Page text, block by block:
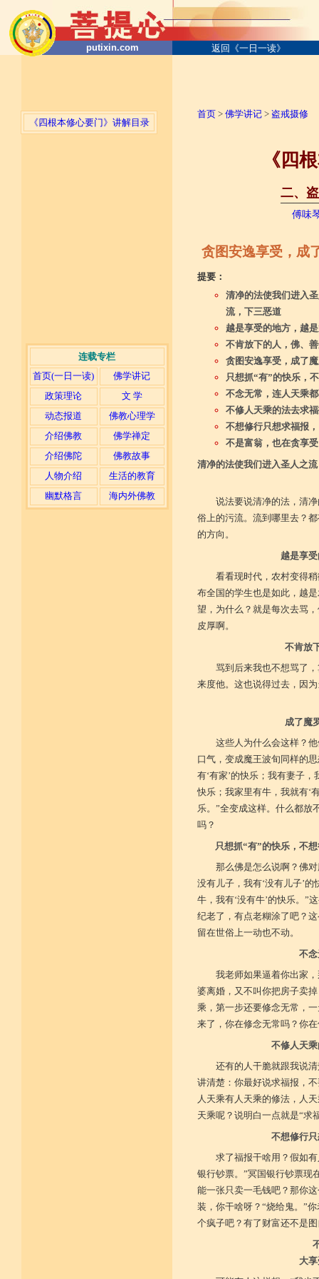
putixin.com 返回《一日一读》
《四根本修心要门》讲解目录
连载专栏
首页(一日一读)
佛学讲记
政策理论
文 学
动态报道
佛教心理学
介绍佛教
佛学禅定
介绍佛陀
佛教故事
人物介绍
生活的教育
幽默格言
海内外佛教
首页> 佛学讲记> 盗戒摄修
《四
二、
傅味
贪图安逸享受，成
提要：
清净的法使我们进入
流，下三恶道
越是享受的地方，越
不肯放下的人，佛、
贪图安逸享受，成了
只想抓“有”的快乐，
不念无常，连人天乘
不修人天乘的法去求
不想修行只想求福报
不是富翁，也在贪享
清净的法使我们进入圣人之
说法要说清净的法，清
俗上的污流。流到哪里去？
的方向。
越是享
看看现时代，农村变得
布全国的学生也是如此，越
望，为什么？就是每次去骂
皮厚啊。
不肯放
骂到后来我也不想骂了
来度他。这也说得过去，因
成了魔
这些人为什么会这样？
口气，变成魔王波旬同样的
有‘有家’的快乐；我有妻子，
快乐；我家里有牛，我就有‘
乐。”全变成这样。什么都放
吗？
只想抓“有”的快乐，不
那么佛是怎么说啊？佛
没有儿子，我有‘没有儿子’
牛，我有‘没有牛’的快乐。”
纪老了，有点老糊涂了吧？
留在世俗上一动也不动。
不
我老师如果逼着你出家
婆离婚，又不叫你把房子卖
乘，第一步还要修念无常，
来了，你在修念无常吗？你
不修人天
还有的人干脆就跟我说
讲清楚：你最好说求福报，
人天乘有人天乘的修法，人
天乘呢？说明白一点就是“求
不想修行
求了福报干啥用？假如
银行钞票。”冥国银行钞票现
能一张只卖一毛钱吧？那你
装，你干啥呀？“烧给鬼。”
个疯子吧？有了财富还不是
大